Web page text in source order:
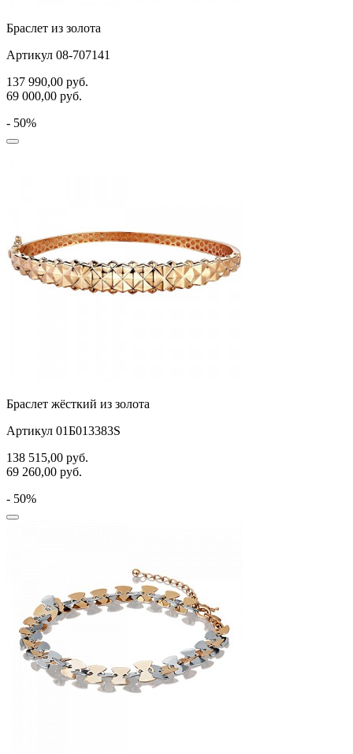
Браслет из золота
Артикул 08-707141
137 990,00 руб.
69 000,00 руб.
- 50%
Браслет жёсткий из золота
Артикул 01Б013383S
138 515,00 руб.
69 260,00 руб.
- 50%